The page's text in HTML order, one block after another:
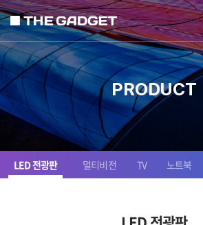
PRODUCT
LED 전광판 멀티비전 TV 노트북